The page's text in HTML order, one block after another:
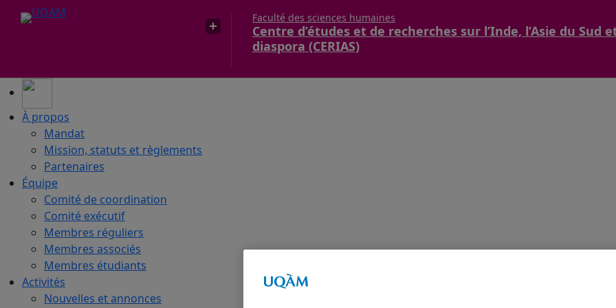
Faculté des sciences humaines
Centre d’études et de recherches sur l’Inde, l’Asie du Sud
diaspora (CERIAS)
À propos
Mandat
Mission, statuts et règlements
Partenaires
Équipe
Comité de coordination
Comité exécutif
Membres réguliers
Membres associés
Membres étudiants
Activités
Nouvelles et annonces